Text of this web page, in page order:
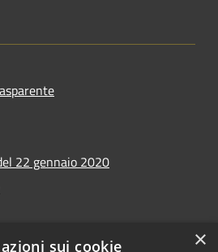
22 gennaio 2020
×
sui cookie